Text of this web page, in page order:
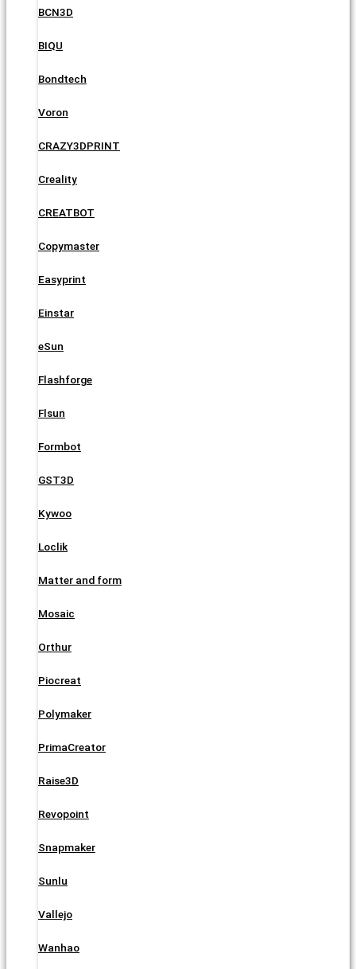
BCN3D
BIQU
Bondtech
Voron
CRAZY3DPRINT
Creality
CREATBOT
Copymaster
Easyprint
Einstar
eSun
Flashforge
Flsun
Formbot
GST3D
Kywoo
Loclik
Matter and form
Mosaic
Orthur
Piocreat
Polymaker
PrimaCreator
Raise3D
Revopoint
Snapmaker
Sunlu
Vallejo
Wanhao